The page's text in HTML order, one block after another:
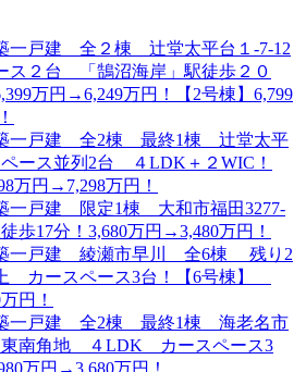
一戸建 全２棟 辻堂太平台１-7-12
２台 「鵠沼海岸」駅徒歩２０
万円→6,249万円！【2号棟】6,799
築一戸建 全2棟 最終1棟 辻堂太平
ース並列2台 ４LDK＋２WIC！
万円→7,298万円！
一戸建 限定1棟 大和市福田3277-
歩17分！3,680万円→3,480万円！
築一戸建 綾瀬市早川 全6棟 残り2
カースペース3台！【6号棟】
円！
築一戸建 全2棟 最終1棟 海老名市
南角地 ４LDK カースペース3
万円→3,680万円！